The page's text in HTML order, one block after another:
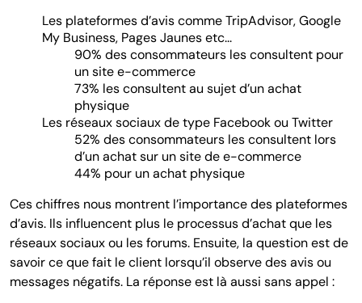
Les plateformes d’avis comme TripAdvisor, Google
My Business, Pages Jaunes etc...
90% des consommateurs les consultent pour
un site e-commerce
73% les consultent au sujet d’un achat
physique
Les réseaux sociaux de type Facebook ou Twitter
52% des consommateurs les consultent lors
d’un achat sur un site de e-commerce
44% pour un achat physique
Ces chiffres nous montrent l’importance des plateformes
d’avis. Ils influencent plus le processus d’achat que les
réseaux sociaux ou les forums. Ensuite, la question est de
savoir ce que fait le client lorsqu’il observe des avis ou
messages négatifs. La réponse est là aussi sans appel :